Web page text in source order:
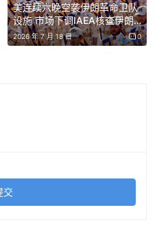
美连续六晚空袭伊朗革命卫队
设施 市场下调IAEA核查伊朗
核设施概率
2026 年 7 月 18 日 0
交